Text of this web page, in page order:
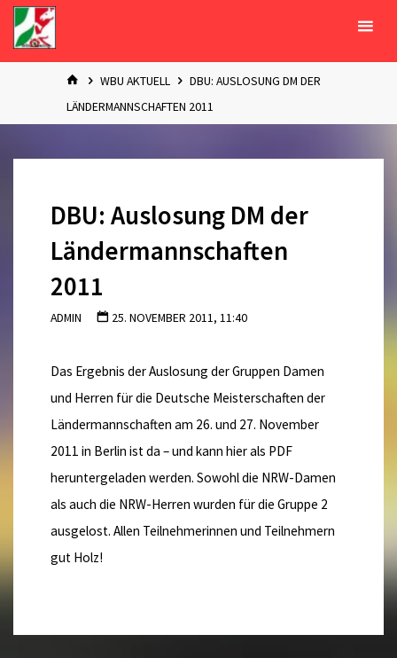
Zum
Inhalt
springen
STARTWBU AKTUELL
DBU: AUSLOSUNG DM DER
LÄNDERMANNSCHAFTEN 2011
DBU: Auslosung DM der
Ländermannschaften
2011
ADMIN 25. NOVEMBER 2011, 11:40
Das Ergebnis der Auslosung der Gruppen Damen
und Herren für die Deutsche Meisterschaften der
Ländermannschaften am 26. und 27. November
2011 in Berlin ist da – und kann hier als PDF
heruntergeladen werden. Sowohl die NRW-Damen
als auch die NRW-Herren wurden für die Gruppe 2
ausgelost. Allen Teilnehmerinnen und Teilnehmern
gut Holz!